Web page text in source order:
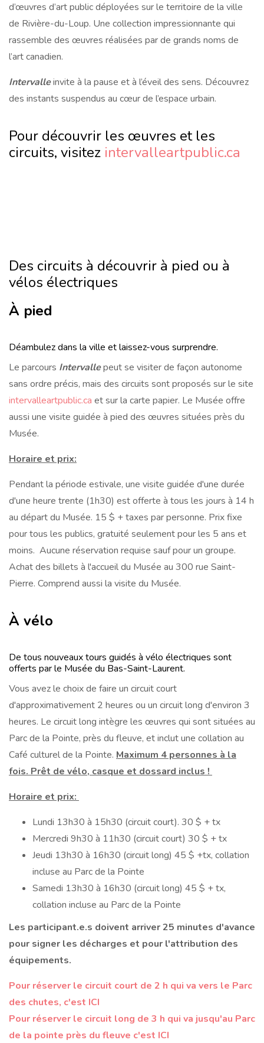
d’œuvres d’art public déployées sur le territoire de la ville
de Rivière-du-Loup. Une collection impressionnante qui
rassemble des œuvres réalisées par de grands noms de
l’art canadien.
Intervalleinvite à la pause et à l’éveil des sens. Découvrez
des instants suspendus au cœur de l’espace urbain.
Pour découvrir les œuvres et les
circuits, visitez intervalleartpublic.ca
Des circuits à découvrir à pied ou à
vélos électriques
À pied
Déambulez dans la ville et laissez-vous surprendre.
Le parcours Intervallepeut se visiter de façon autonome
sans ordre précis, mais des circuits sont proposés sur le site
intervalleartpublic.ca et sur la carte papier. Le Musée offre
aussi une visite guidée à pied des œuvres situées près du
Musée.
Horaire et prix:
Pendant la période estivale, une visite guidée d'une durée
d'une heure trente (1h30) est offerte à tous les jours à 14 h
au départ du Musée. 15 $ + taxes par personne. Prix fixe
pour tous les publics, gratuité seulement pour les 5 ans et
moins. Aucune réservation requise sauf pour un groupe.
Achat des billets à l'accueil du Musée au 300 rue Saint-
Pierre. Comprend aussi la visite du Musée.
À vélo
De tous nouveaux tours guidés à vélo électriques sont
offerts par le Musée du Bas-Saint-Laurent.
Vous avez le choix de faire un circuit court
d'approximativement 2 heures ou un circuit long d'environ 3
heures. Le circuit long intègre les œuvres qui sont situées au
Parc de la Pointe, près du fleuve, et inclut une collation au
Café culturel de la Pointe. Maximum 4 personnes à la
fois. Prêt de vélo, casque et dossard inclus !
Horaire et prix:
Lundi 13h30 à 15h30 (circuit court). 30 $ + tx
Mercredi 9h30 à 11h30 (circuit court) 30 $ + tx
Jeudi 13h30 à 16h30 (circuit long) 45 $ +tx, collation
incluse au Parc de la Pointe
Samedi 13h30 à 16h30 (circuit long) 45 $ + tx,
collation incluse au Parc de la Pointe
Les participant.e.s doivent arriver 25 minutes d'avance
pour signer les décharges et pour l'attribution des
équipements.
Pour réserver le circuit court de 2 h qui va vers le Parc
des chutes, c'est ICI
Pour réserver le circuit long de 3 h qui va jusqu'au Parc
de la pointe près du fleuve c'est ICI